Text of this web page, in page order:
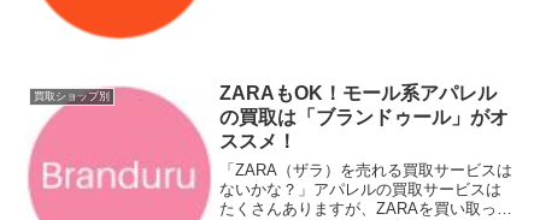
買取ショップ別
ZARAもOK！モール系アパレル
の買取は「ブランドゥール」がオ
ススメ！
「ZARA（ザラ）を売れる買取サービスは
ないかな？」アパレルの買取サービスは
たくさんありますが、ZARAを買い取って